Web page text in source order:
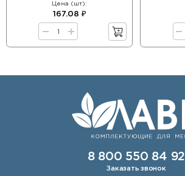
Цена (шт):
167.08 ₽
8 800 550 84 92
Заказать звонок